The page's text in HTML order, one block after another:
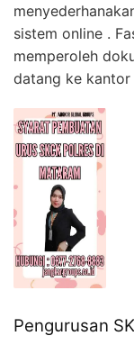
sistem online .
memperoleh
datang ke kantor
Pengurusan